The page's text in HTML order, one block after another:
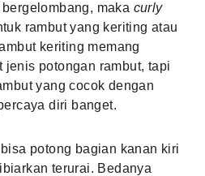
maka curly
rambut yang keriting atau
keriting memang
potongan rambut, tapi
yang cocok dengan
diri banget.
bisa potong bagian kanan kiri
terurai. Bedanya